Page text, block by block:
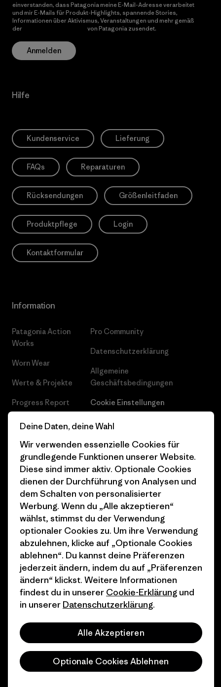
einverstanden, dass Patagonia meine E-Mail-Adresse verarbeitet
und mir E-Mails für Produkt-Highlights, spannende Stories,
Informationen über Aktivismus, Veranstaltungen und mehr gemäß
der
von Patagonia zusendet.
Anmelden
Hilfe
Kundenservice Lieferung
FAQs Reparaturen
Rücksendungen Größenleitfaden
Produktpflege Login
Kontaktformular
Information
Patagonia Action
Works
Worn Wear
Werte & Projekte
Progress Report
Business Unusual
Klimaziele
1% For The Planet
Wie wir finanzieren
Geschenkgutscheine
Stores in deiner
Nähe
Pro Community
Datenschutzerklärung
Allgemeine
Geschäftsbedingungen
Cookie Einstellungen
Karriere
Pressekontakt
Industry program
Affiliate-Programm
Patagonia Österreich
Seitenverzeichnis
© 2026 Patagonia, Inc. All Rights Reserved.
Deutsch
Deine Daten, deine Wahl
Wir verwenden essenzielle Cookies für
grundlegende Funktionen unserer Website.
Diese sind immer aktiv. Optionale Cookies
dienen der Durchführung von Analysen und
dem Schalten von personalisierter
Werbung. Wenn du „Alle akzeptieren“
wählst, stimmst du der Verwendung
optionaler Cookies zu. Um ihre Verwendung
abzulehnen, klicke auf „Optionale Cookies
ablehnen“. Du kannst deine Präferenzen
jederzeit ändern, indem du auf „Präferenzen
ändern“ klickst. Weitere Informationen
findest du in unserer Cookie-Erklärung und
in unserer Datenschutzerklärung.
Alle Akzeptieren
Optionale Cookies Ablehnen